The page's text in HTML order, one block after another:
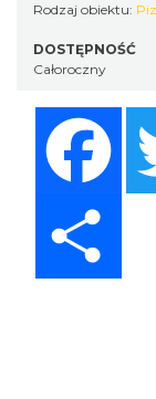
Rodzaj obiektu:
DOSTĘPNOŚĆ
Całoroczny